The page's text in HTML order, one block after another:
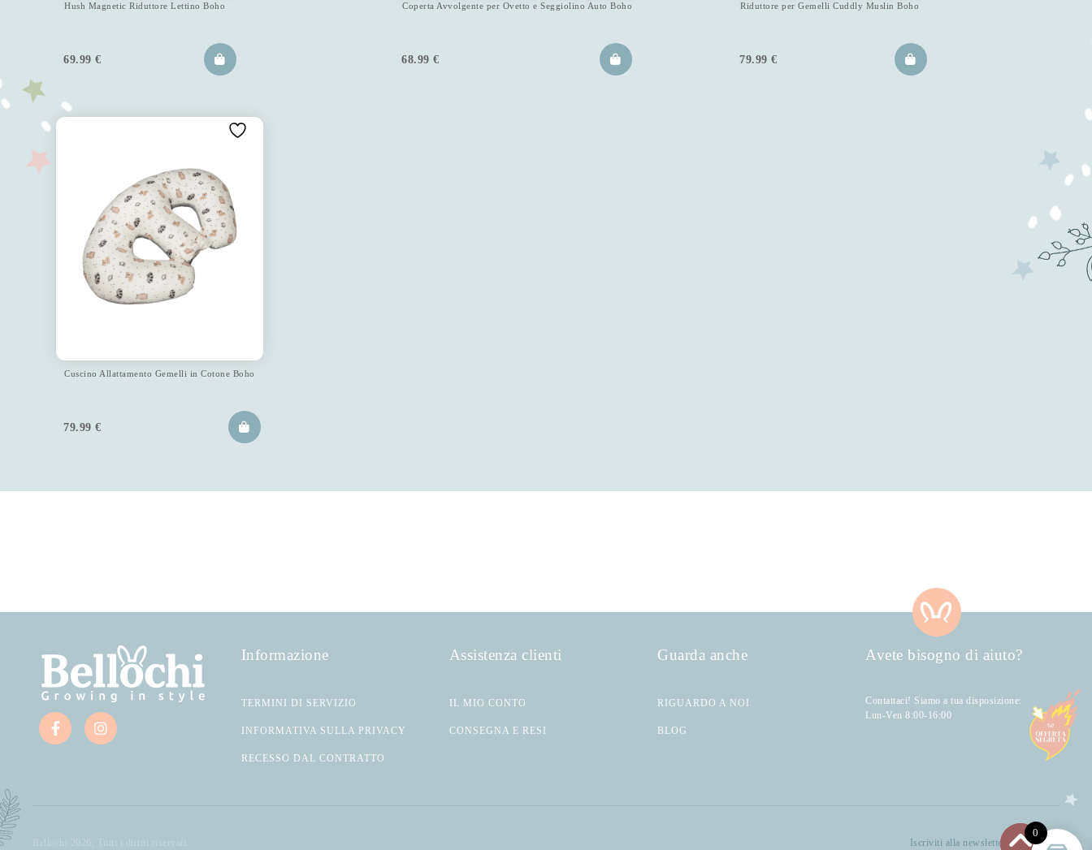
Hush Magnetic Riduttore Lettino Boho
69.99 €
Coperta Avvolgente per Ovetto e Seggiolino Auto Boho
68.99 €
Riduttore per Gemelli Cuddly Muslin Boho
79.99 €
Cuscino Allattamento Gemelli in Cotone Boho
79.99 €
Informazione
TERMINI DI SERVIZIO
INFORMATIVA SULLA PRIVACY
RECESSO DAL CONTRATTO
Assistenza clienti
IL MIO CONTO
CONSEGNA E RESI
Guarda anche
RIGUARDO A NOI
BLOG
Avete bisogno di aiuto?
Contattaci! Siamo a tua disposizione:
Lun-Ven 8:00-16:00
Iscriviti alla newsletter di Bellocchi
0